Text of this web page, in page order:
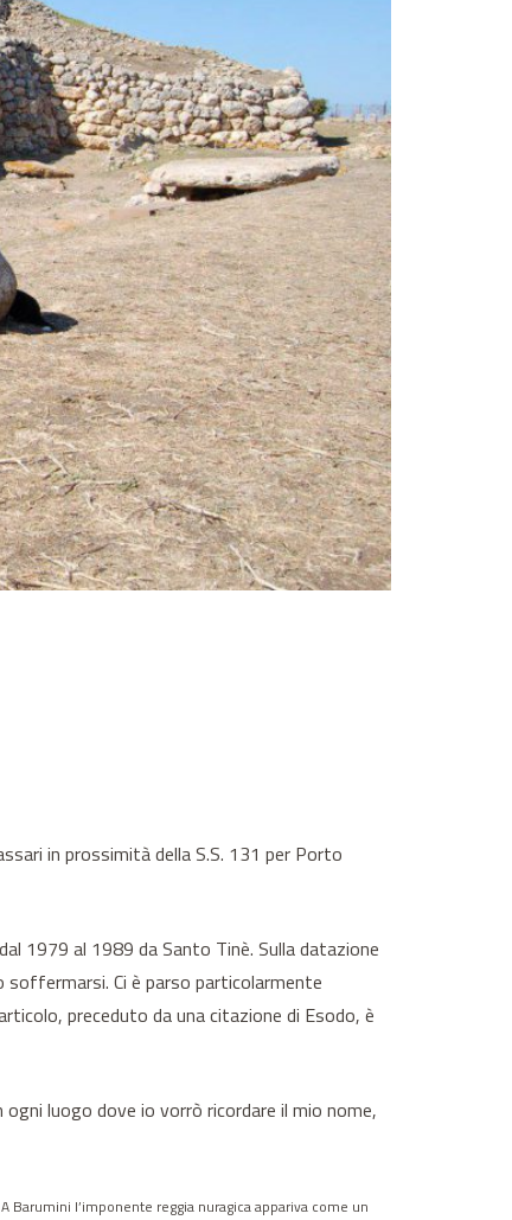
in prossimità della S.S. 131 per Porto
1979 al 1989 da Santo Tinè. Sulla datazione
Ci è parso particolarmente
preceduto da una citazione di Esodo, è
luogo dove io vorrò ricordare il mio nome,
l’imponente reggia nuragica appariva come un